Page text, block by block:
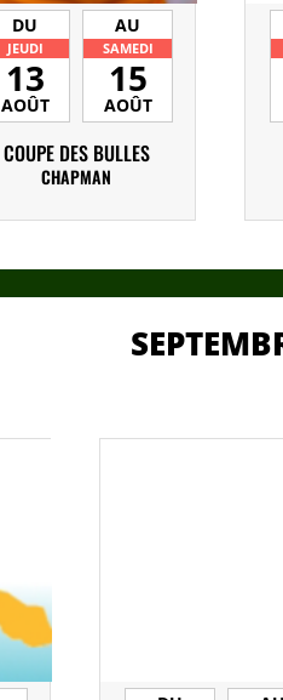
DU
JEUDI
13
AOÛT
AU
SAMEDI
15
AOÛT
COUPE DES BULLES
CHAPMAN